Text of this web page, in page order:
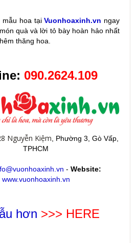
mẫu hoa tạiVuonhoaxinh.vn ngay
quà và lời tỏ bày hoàn hảo nhất
thăng hoa.
090.2624.109
Nguyễn Kiệm , Phường 3, Gò Vấp,
TPHCM
- Website:
www.vuonhoaxinh.vn
hơn >>> HERE